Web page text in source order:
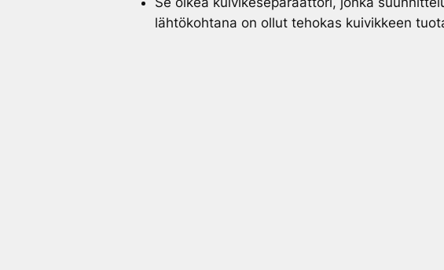
lähtökohtana on ollut tehokas kuivikkeen